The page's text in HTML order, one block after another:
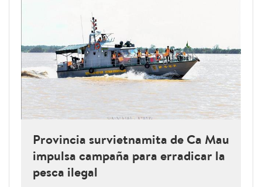
Provincia survietnamita de Ca Mau
impulsa campaña para erradicar la
pesca ilegal